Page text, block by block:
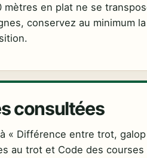
mètres en plat ne se
conservez au minimum
consultées
« Différence entre trot,
au trot et Code des courses